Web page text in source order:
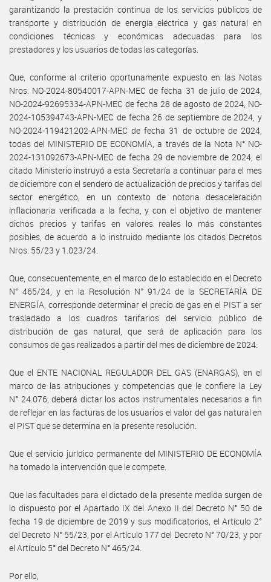
garantizando la prestación continua de los servicios públicos de
transporte y distribución de energía eléctrica y gas natural en
condiciones técnicas y económicas adecuadas para los
prestadores y los usuarios de todas las categorías.
Que, conforme al criterio oportunamente expuesto en las Notas
Nros. NO-2024-80540017-APN-MEC de fecha 31 de julio de 2024,
NO-2024-92695334-APN-MEC de fecha 28 de agosto de 2024, NO-
2024-105394743-APN-MEC de fecha 26 de septiembre de 2024, y
NO-2024-119421202-APN-MEC de fecha 31 de octubre de 2024,
todas del MINISTERIO DE ECONOMÍA, a través de la Nota N° NO-
2024-131092673-APN-MEC de fecha 29 de noviembre de 2024, el
citado Ministerio instruyó a esta Secretaría a continuar para el mes
de diciembre con el sendero de actualización de precios y tarifas del
sector energético, en un contexto de notoria desaceleración
inflacionaria verificada a la fecha, y con el objetivo de mantener
dichos precios y tarifas en valores reales lo más constantes
posibles, de acuerdo a lo instruido mediante los citados Decretos
Nros. 55/23 y 1.023/24.
Que, consecuentemente, en el marco de lo establecido en el Decreto
N° 465/24, y en la Resolución N° 91/24 de la SECRETARÍA DE
ENERGÍA, corresponde determinar el precio de gas en el PIST a ser
trasladado a los cuadros tarifarios del servicio público de
distribución de gas natural, que será de aplicación para los
consumos de gas realizados a partir del mes de diciembre de 2024.
Que el ENTE NACIONAL REGULADOR DEL GAS (ENARGAS), en el
marco de las atribuciones y competencias que le confiere la Ley
N° 24.076, deberá dictar los actos instrumentales necesarios a fin
de reflejar en las facturas de los usuarios el valor del gas natural en
el PIST que se determina en la presente resolución.
Que el servicio jurídico permanente del MINISTERIO DE ECONOMÍA
ha tomado la intervención que le compete.
Que las facultades para el dictado de la presente medida surgen de
lo dispuesto por el Apartado IX del Anexo II del Decreto N° 50 de
fecha 19 de diciembre de 2019 y sus modificatorios, el Artículo 2°
del Decreto N° 55/23, por el Artículo 177 del Decreto N° 70/23, y por
el Artículo 5° del Decreto N° 465/24.
Por ello,